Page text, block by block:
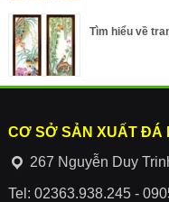
Tìm hiểu về
CƠ SỞ SẢN XUẤT ĐÁ
267 Nguyễn Duy
Tel: 02363.938.245 -